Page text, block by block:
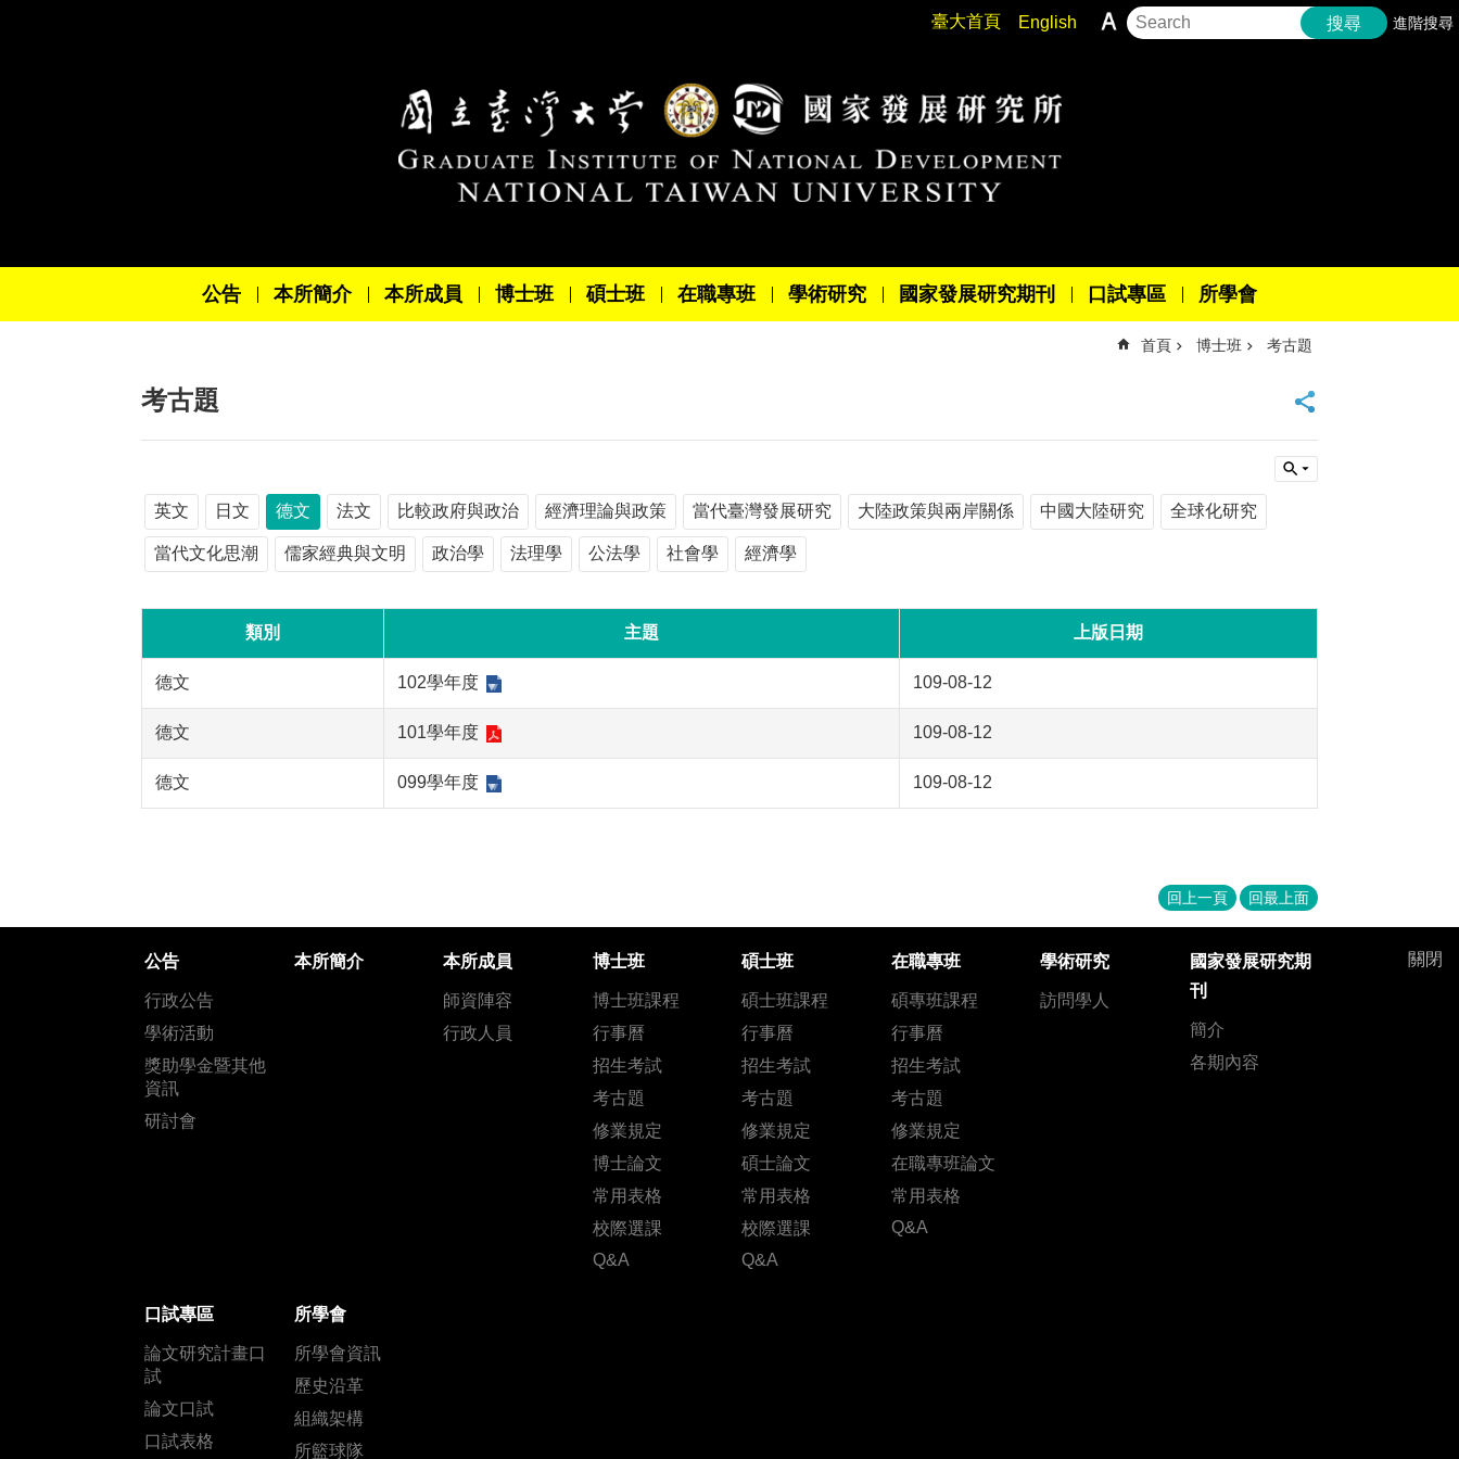
臺大首頁 English 搜尋 進階搜尋
公告 本所簡介 本所成員 博士班 碩士班 在職專班 學術研究 國家發展研究期刊 口試專區 所學會
首頁 博士班 考古題
考古題
英文 日文 德文 法文 比較政府與政治 經濟理論與政策 當代臺灣發展研究 大陸政策與兩岸關係 中國大陸研究 全球化研究
當代文化思潮 儒家經典與文明 政治學 法理學 公法學 社會學 經濟學
類別 主題 上版日期
德文 102學年度 109-08-12
德文 101學年度 109-08-12
德文 099學年度 109-08-12
回上一頁 回最上面
關閉
公告
行政公告
學術活動
獎助學金暨其他
資訊
研討會
本所簡介 本所成員
師資陣容
行政人員
博士班
博士班課程
行事曆
招生考試
考古題
修業規定
博士論文
常用表格
校際選課
Q&A
碩士班
碩士班課程
行事曆
招生考試
考古題
修業規定
碩士論文
常用表格
校際選課
Q&A
在職專班
碩專班課程
行事曆
招生考試
考古題
修業規定
在職專班論文
常用表格
Q&A
學術研究
訪問學人
國家發展研究期
刊
簡介
各期內容
口試專區
論文研究計畫口
試
論文口試
口試表格
所學會
所學會資訊
歷史沿革
組織架構
所籃球隊